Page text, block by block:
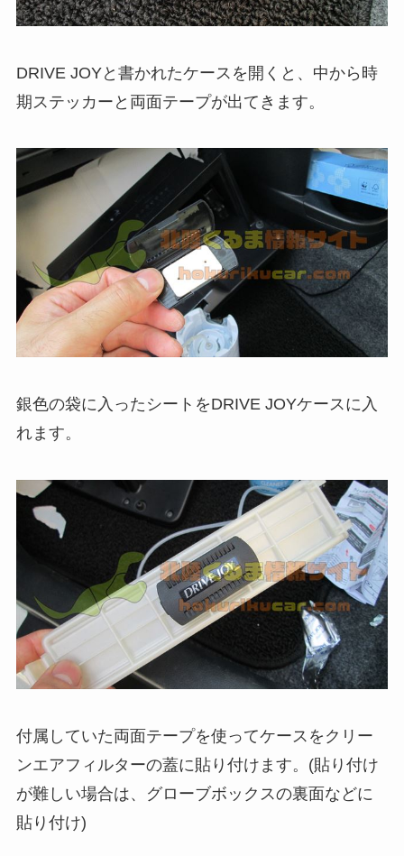
DRIVE JOYと書かれたケースを開くと、中から時
期ステッカーと両面テープが出てきます。
銀色の袋に入ったシートをDRIVE JOYケースに入
れます。
付属していた両面テープを使ってケースをクリー
ンエアフィルターの蓋に貼り付けます。(貼り付け
が難しい場合は、グローブボックスの裏面などに
貼り付け)